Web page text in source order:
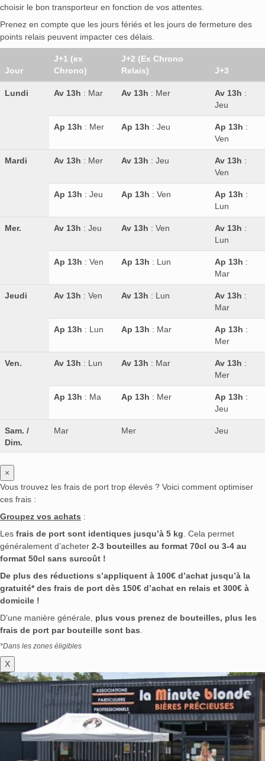
choisir le bon transporteur en fonction de vos attentes.
Prenez en compte que les jours fériés et les jours de fermeture des
points relais peuvent impacter ces délais.
Jour
J+1 (ex
Chrono)
J+2 (Ex Chrono
Relais)
J+3
Lundi Av 13h : Mar Av 13h : Mer Av 13h :
Jeu
Ap 13h : Mer Ap 13h : Jeu Ap 13h :
Ven
Mardi Av 13h : Mer Av 13h : Jeu Av 13h :
Ven
Ap 13h : Jeu Ap 13h : Ven Ap 13h :
Lun
Mer. Av 13h : Jeu Av 13h : Ven Av 13h :
Lun
Ap 13h : Ven Ap 13h : Lun Ap 13h :
Mar
Jeudi Av 13h : Ven Av 13h : Lun Av 13h :
Mar
Ap 13h : Lun Ap 13h : Mar Ap 13h :
Mer
Ven. Av 13h : Lun Av 13h : Mar Av 13h :
Mer
Ap 13h : Ma Ap 13h : Mer Ap 13h :
Jeu
Sam. /
Dim.
Mar Mer Jeu
×
Vous trouvez les frais de port trop élevés ? Voici comment optimiser
ces frais :
Groupez vos achats :
Les frais de port sont identiques jusqu’à 5 kg . Cela permet
généralement d’acheter 2-3 bouteilles au format 70cl ou 3-4 au
format 50cl sans surcoût !
De plus des réductions s’appliquent à 100€ d’achat jusqu’à la
gratuité* des frais de port dès 150€ d’achat en relais et 300€ à
domicile !
D’une manière générale, plus vous prenez de bouteilles, plus les
frais de port par bouteille sont bas
*Dans les zones éligibles
X